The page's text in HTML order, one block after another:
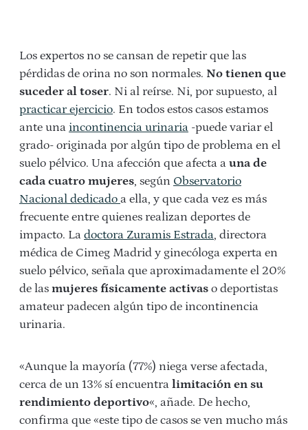
Los expertos no se cansan de repetir que las
pérdidas de orina no son normales. No tienen que
suceder al toser. Ni al reírse. Ni, por supuesto, al
practicar ejercicio. En todos estos casos estamos
ante una incontinencia urinaria -puede variar el
grado- originada por algún tipo de problema en el
suelo pélvico. Una afección que afecta a una de
cada cuatro mujeres, según Observatorio
Nacional dedicado a ella, y que cada vez es más
frecuente entre quienes realizan deportes de
impacto. La doctora Zuramis Estrada, directora
médica de Cimeg Madrid y ginecóloga experta en
suelo pélvico, señala que aproximadamente el 20%
de las mujeres físicamente activas o deportistas
amateur padecen algún tipo de incontinencia
urinaria.
«Aunque la mayoría (77%) niega verse afectada,
cerca de un 13% sí encuentra limitación en su
rendimiento deportivo«, añade. De hecho,
confirma que «este tipo de casos se ven mucho más